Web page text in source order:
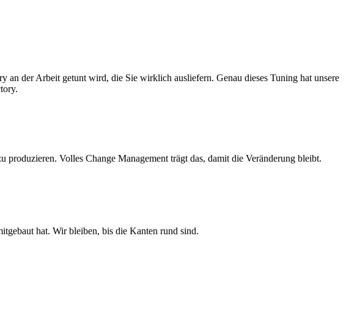
an der Arbeit getunt wird, die Sie wirklich ausliefern. Genau dieses Tuning hat unsere
Volles Change Management trägt das, damit die Veränderung bleibt.
hat. Wir bleiben, bis die Kanten rund sind.